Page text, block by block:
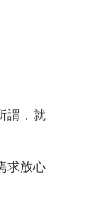
謂，就
求放心